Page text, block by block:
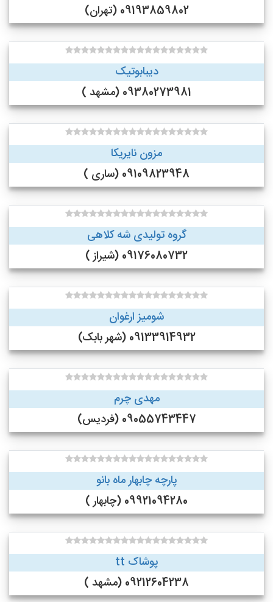
09193859802 (تهران)
دیبابوتیک
09380273981 (مشهد )
مزون نایریکا
09109823948 (ساری )
گروه تولیدی شه کلاهی
09176080732 (شیراز )
شومیز ارغوان
09133914932 (شهر بابک)
مهدی چرم
09055743447 (فردیس)
پارچه چابهار ماه بانو
09921094280 (چابهار )
پوشاک tt
09212604238 (مشهد )